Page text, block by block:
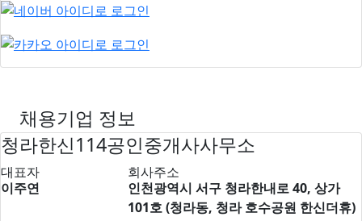
채용기업 정보
청라한신114공인중개사사무소
대표자
이주연
회사주소
인천광역시 서구 청라한내로 40, 상가
101호 (청라동, 청라 호수공원 한신더휴)